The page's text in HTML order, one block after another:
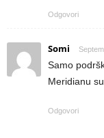
Odgovori
Somi
Samo
Meridianu
Odgovori